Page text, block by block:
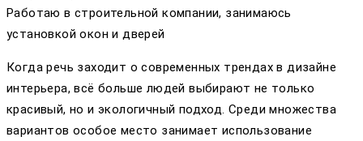
Работаю в строительной компании, занимаюсь
установкой окон и дверей
Когда речь заходит о современных трендах в дизайне
интерьера, всё больше людей выбирают не только
красивый, но и экологичный подход. Среди множества
вариантов особое место занимает использование